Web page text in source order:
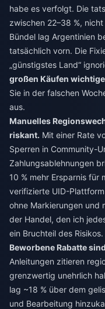
habe es verfolgt. Die
zwischen 22–38 %,
Bündel lag Argentinien
tatsächlich vorn. Die
„günstigstes Land“
großen Käufen
Sie in der falschen
aus.
Manuelles
riskant. Mit einer Rate
Sperren in Community-
Zahlungsablehnungen
10 % mehr Ersparnis für
verifizierte UID-
ohne Markierungen und
der Handel, den ich
ein Bruchteil des Risikos.
Beworbene Rabatte
Anleitungen zitieren
grenzwertig unehrlich
lag ~18 % über dem
und Bearbeitung